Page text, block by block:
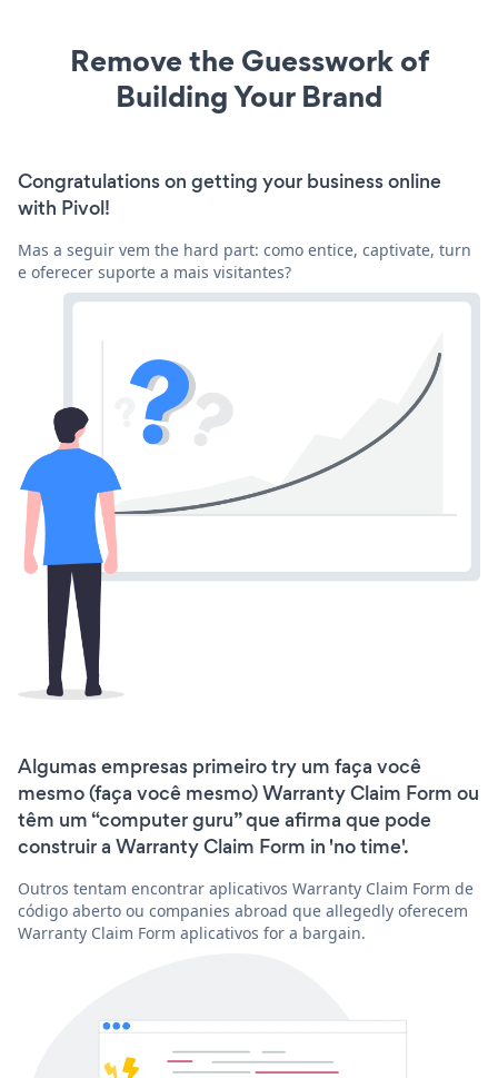
Remove the Guesswork of
Building Your Brand
Congratulations on getting your business online
with Pivol!
Mas a seguir vem the hard part: como entice, captivate, turn
e oferecer suporte a mais visitantes?
Algumas empresas primeiro try um faça você
mesmo (faça você mesmo) Warranty Claim Form ou
têm um “computer guru” que afirma que pode
construir a Warranty Claim Form in 'no time'.
Outros tentam encontrar aplicativos Warranty Claim Form de
código aberto ou companies abroad que allegedly oferecem
Warranty Claim Form aplicativos for a bargain.